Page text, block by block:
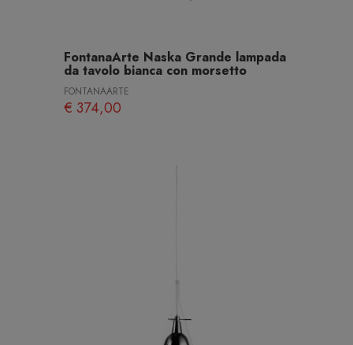
FontanaArte Naska Grande lampada
da tavolo bianca con morsetto
FONTANAARTE
€ 374,00